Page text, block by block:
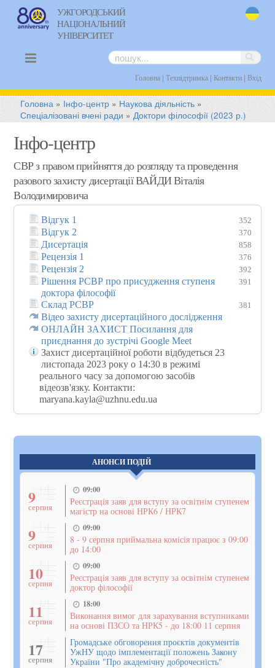
УЖГОРОДСЬКИЙ
НАЦІОНАЛЬНИЙ
УНІВЕРСИТЕТ
Головна| Техпідтримка| Контакти| Вхід
Головна » Інфо-центр » Наукова діяльність »
Спеціалізовані вчені ради »Доктори філософії (2023 р.)
Інфо-центр
СВР з правом прийняття до розгляду та проведення
разового захисту дисертації ВАЙДИ Віталія
Володимировича
Відгук 1 352
Відгук 2 370
Дисертація 858
Рецензія 1 376
Рецензія 2 392
Рішення РСВР про присудження ступеня
доктора філософії
391
Склад РСВР 381
Відео захисту дисертаційного дослідження
ОНЛАЙН ЗАХИСТ Посилання для
приєднання до зустрічі Google Meet
Захист дисертаційної роботи відбудеться 23
листопада 2023 року о 14:30 в режимі
реального часу за допомогою засобів
відеозв'язку. Контакти:
maryana.kayla@uzhnu.edu.ua
АНОНСИ ПОДІЙ
9
серпня
09:00
Реєстрація заяв для вступу за освітнім ступенем
магістр на основі НРК6 / НРК7
9
серпня
09:00
8 - 9 серпня приймальна комісія працює з 09:00
до 14:00
10
серпня
09:00
Реєстрація заяв для вступу за освітнім ступенем
доктор філософії
11
серпня
18:00
Виконання вимог для зарахування вступниками
на основі ПЗСО та НРК5 - до 18:00 11 серпня
17
серпня
Громадське обговорення проєктів документів
УжНУ щодо імплементації положень Закону
України "Про академічну доброчесність"